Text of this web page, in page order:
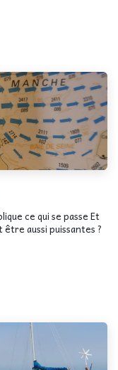
ce qui se passe Et
être aussi puissantes ?